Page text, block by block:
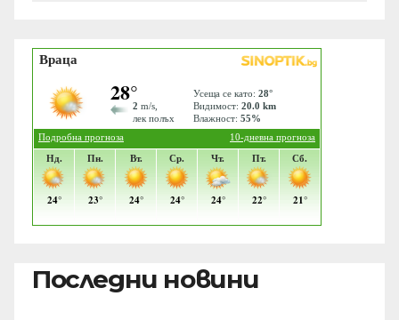
Последни новини